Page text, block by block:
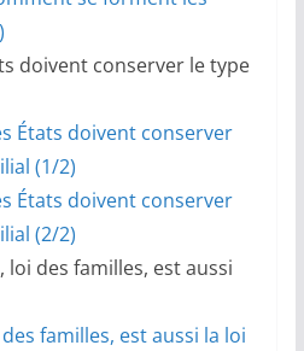
doivent conserver le type
États doivent conserver
(1/2)
États doivent conserver
(2/2)
loi des familles, est aussi
des familles, est aussi la loi